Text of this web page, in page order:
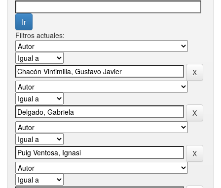
Filtros actuales: